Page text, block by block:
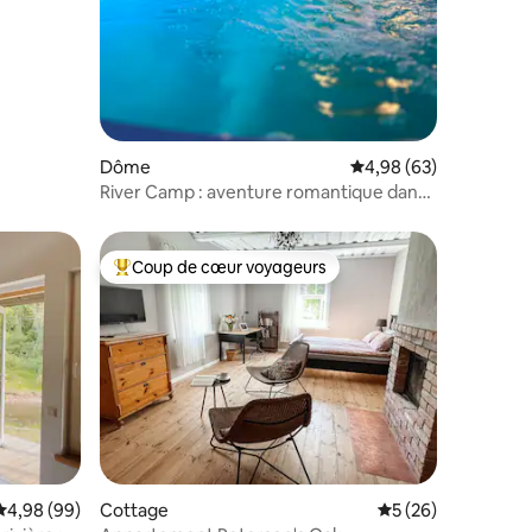
Dôme Évaluation moyenne
4,98 (63)
River Camp : aventure romantique dans
: 4,94 sur 5
appréciés
moyenne sur la base de 99 commentaires : 4,98 sur 5
4,98 (99)
Coups de cœur voyageurs les plus appréciés
Coup de cœur voyageurs
Cottage Évaluation
5 (26)